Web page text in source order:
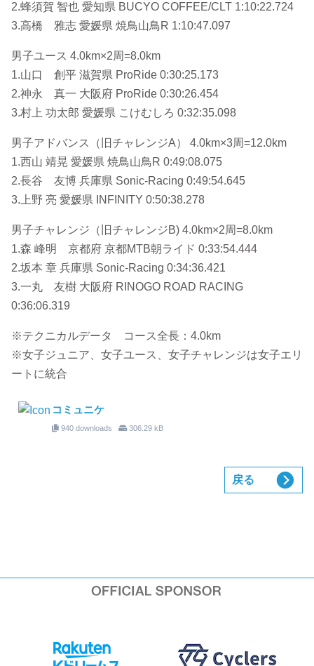
2.蜂須賀 智也 愛知県 BUCYO COFFEE/CLT 1:10:22.724
3.高橋 雅志 愛媛県 焼鳥山鳥R 1:10:47.097
男子ユース 4.0km×2周=8.0km
1.山口 創平 滋賀県 ProRide 0:30:25.173
2.神永 真一 大阪府 ProRide 0:30:26.454
3.村上 功太郎 愛媛県 こけむしろ 0:32:35.098
男子アドバンス（旧チャレンジA） 4.0km×3周=12.0km
1.西山 靖晃 愛媛県 焼鳥山鳥R 0:49:08.075
2.長谷 友博 兵庫県 Sonic-Racing 0:49:54.645
3.上野 亮 愛媛県 INFINITY 0:50:38.278
男子チャレンジ（旧チャレンジB) 4.0km×2周=8.0km
1.森 峰明 京都府 京都MTB朝ライド 0:33:54.444
2.坂本 章 兵庫県 Sonic-Racing 0:34:36.421
3.一丸 友樹 大阪府 RINOGO ROAD RACING
0:36:06.319
※テクニカルデータ コース全長：4.0km
※女子ジュニア、女子ユース、女子チャレンジは女子エリ
ートに統合
コミュニケ
940 downloads 306.29 kB
戻る